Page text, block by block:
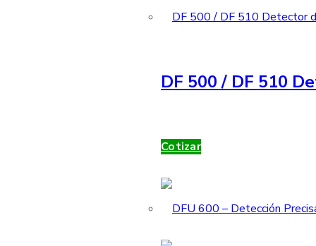
DF 500 / DF 510
Cotizar